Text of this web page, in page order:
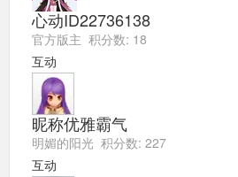
心动ID22736138
官方版主 积分数: 18
互动
昵称优雅霸气
明媚的阳光 积分数: 227
互动